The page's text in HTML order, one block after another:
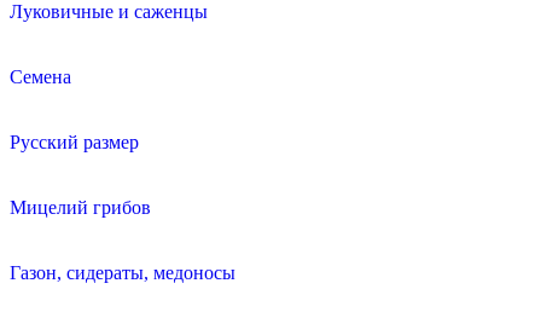
Луковичные и саженцы
Семена
Русский размер
Мицелий грибов
Газон, сидераты, медоносы